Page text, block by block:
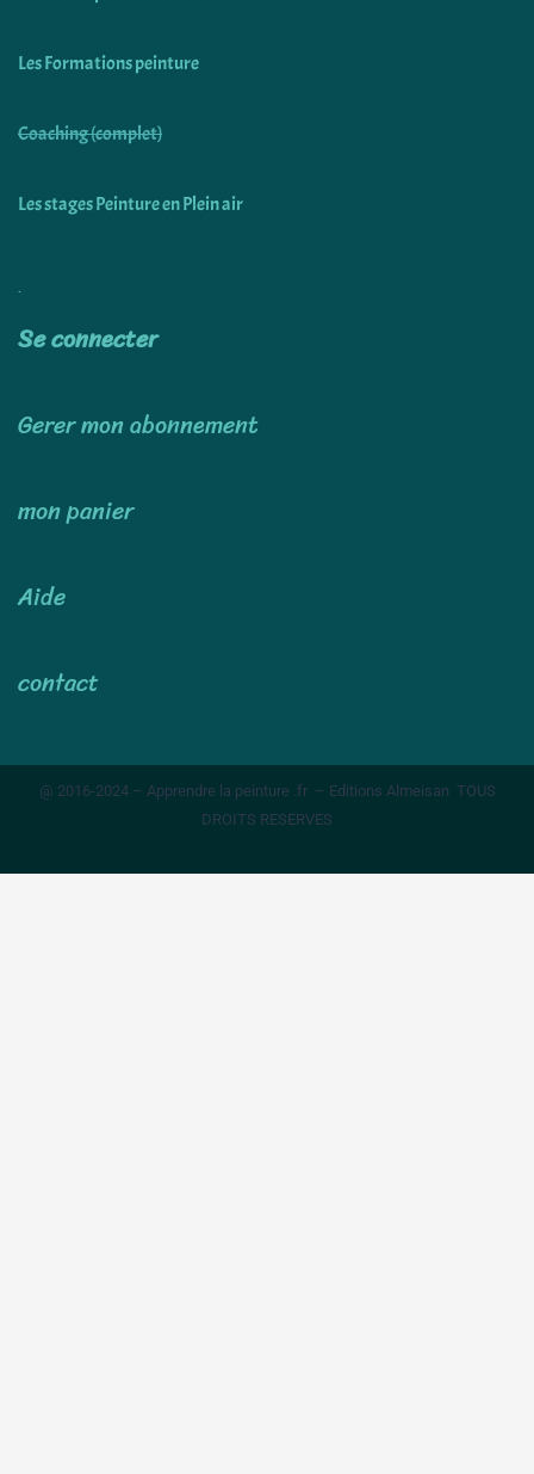
Les Formations peinture
Coaching (complet)
Les stages Peinture en Plein air
Se connecter
Gerer mon abonnement
mon panier
Aide
contact
@ 2016-2024 – Apprendre la peinture .fr – Editions Almeisan TOUS
DROITS RESERVES